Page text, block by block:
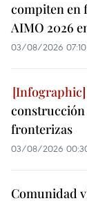
compiten en
AIMO 2026
03/08/2026 07:10
construcción
fronterizas
03/08/2026
Comunidad